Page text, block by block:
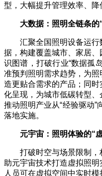
型，大幅提升管理效率、降
大数据：照明全链条的
汇聚全国照明设备运
据，构建覆盖城市、家居
识图谱，打破行业“数据孤
准预判照明需求趋势，为
造更贴合需求的产品；同
化呈现，为城市低碳转型、
推动照明产业从“经验驱动”
落地实施。
元宇宙：照明体验的“
打破时空与场景限制
助元宇宙技术打造虚拟照
人员可在虚拟空间中实时